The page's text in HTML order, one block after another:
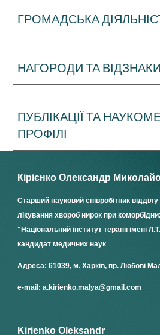
ГРОМАДСЬКА
НАГОРОДИ ТА ВІДЗНАКИ
ПУБЛІКАЦІЇ ТА
ПРОФІЛІ
Кірієнко Олександр
Старший науковий співробітниквідділу
лікування хвороб нирок при
" Національний інститут терапії імені
кандидат медичних наук
Адреса: 61039, м. Харків, пр. Любові
e-mail: a.kirienko.malya@gmail.com
Kirienko Oleksandr